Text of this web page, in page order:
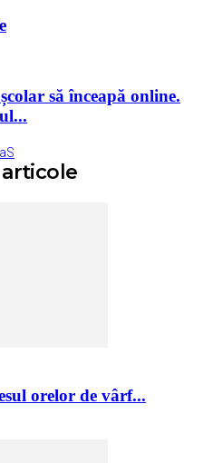
să înceapă online.
orelor de vârf...